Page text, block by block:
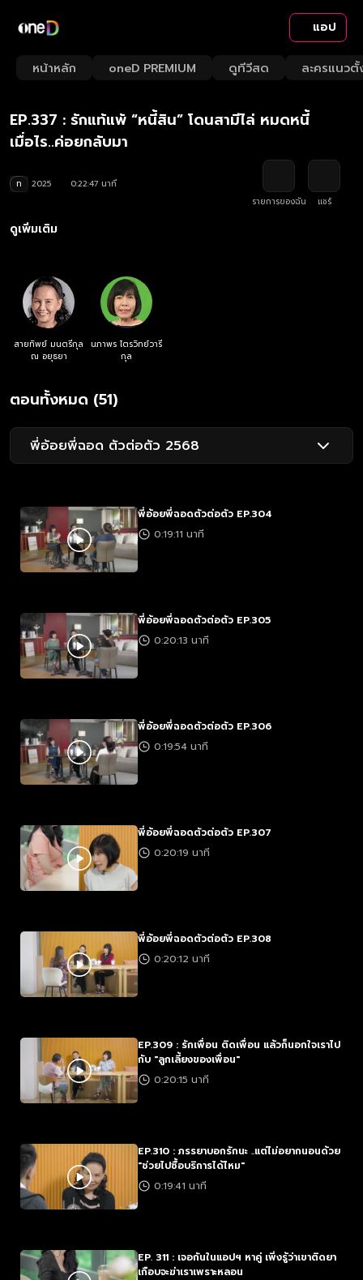
แอป
หน้าหลัก oneD PREMIUM ดูทีวีสด ละครแนวตั้
Loaded:
3.51%
Rate
EP.337 : รักแท้แพ้ “หนี้สิน” โดนสามีไล่ หมดหนี้
เมื่อไร..ค่อยกลับมา
ท 2025
0:22:47 นาที
รายการของฉัน
แชร์
ดูเพิ่มเติม
สายทิพย์ มนตรีกุล
ณ อยุธยา
นภาพร ไตรวิทย์วารี
กุล
ตอนทั้งหมด (51)
พี่อ้อยพี่ฉอด ตัวต่อตัว 2568
พี่อ้อยพี่ฉอดตัวต่อตัว EP.304
0:19:11 นาที
พี่อ้อยพี่ฉอดตัวต่อตัว EP.305
0:20:13 นาที
พี่อ้อยพี่ฉอดตัวต่อตัว EP.306
0:19:54 นาที
พี่อ้อยพี่ฉอดตัวต่อตัว EP.307
0:20:19 นาที
พี่อ้อยพี่ฉอดตัวต่อตัว EP.308
0:20:12 นาที
EP.309 : รักเพื่อน ติดเพื่อน แล้วก็นอกใจเราไป
กับ "ลูกเลี้ยงของเพื่อน"
0:20:15 นาที
EP.310 : ภรรยาบอกรักนะ ..แต่ไม่อยากนอนด้วย
"ช่วยไปซื้อบริการได้ไหม"
0:19:41 นาที
EP. 311 : เจอกันในแอปฯ หาคู่ เพิ่งรู้ว่าเขาติดยา
เกือบจะฆ่าเราเพราะหลอน